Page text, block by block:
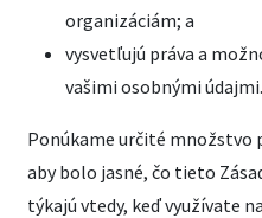
organizáciám; a
vysvetľujú práva a
vašimi osobnými údajmi.
Ponúkame určité množstvo
aby bolo jasné, čo tieto
týkajú vtedy, keď využívate